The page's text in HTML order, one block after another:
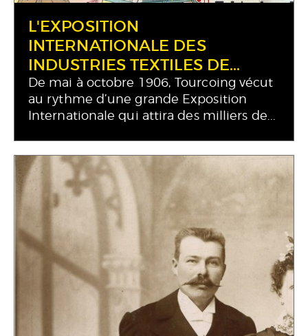
L'EXPOSITION
INTERNATIONALE DES
INDUSTRIES TEXTILES DE...
De mai à octobre 1906, Tourcoing vécut
au rythme d’une grande Exposition
Internationale qui attira des milliers de...